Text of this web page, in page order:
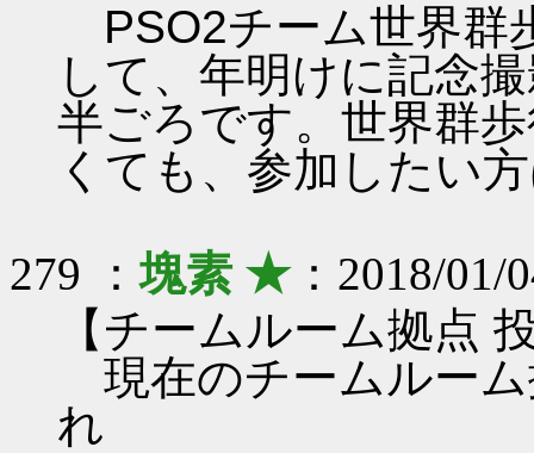
PSO2チーム世界群
して、年明けに記念
半ごろです。世界群
くても、参加したい
279 ：塊素 ★：2018/01/
【チームルーム拠点
現在のチームルー
れ